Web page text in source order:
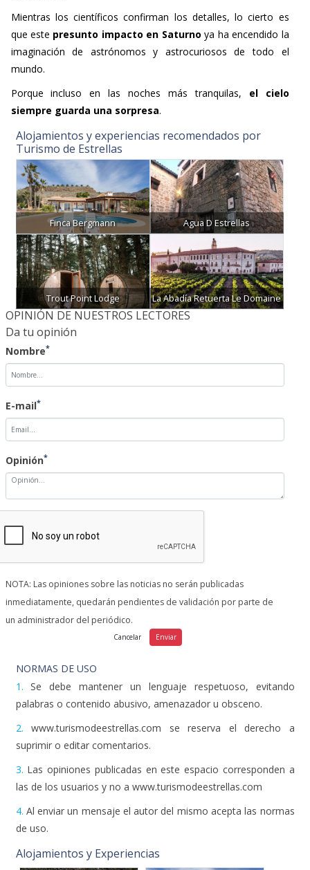
Mientras los científicos confirman los detalles, lo cierto es
que este presunto impacto en Saturno ya ha encendido la
imaginación de astrónomos y astrocuriosos de todo el
mundo.
Porque incluso en las noches más tranquilas, el cielo
siempre guarda una sorpresa.
Alojamientos y experiencias recomendados por
Turismo de Estrellas
Finca Bergmann Agua D Estrellas
Trout Point Lodge La Abadía Retuerta Le Domaine
OPINIÓN DE NUESTROS LECTORES
Da tu opinión
Nombre*
E-mail*
Opinión*
NOTA: Las opiniones sobre las noticias no serán publicadas
inmediatamente, quedarán pendientes de validación por parte de
un administrador del periódico.
NORMAS DE USO
1. Se debe mantener un lenguaje respetuoso, evitando
palabras o contenido abusivo, amenazador u obsceno.
2. www.turismodeestrellas.com se reserva el derecho a
suprimir o editar comentarios.
3. Las opiniones publicadas en este espacio corresponden a
las de los usuarios y no a www.turismodeestrellas.com
4. Al enviar un mensaje el autor del mismo acepta las normas
de uso.
Alojamientos y Experiencias